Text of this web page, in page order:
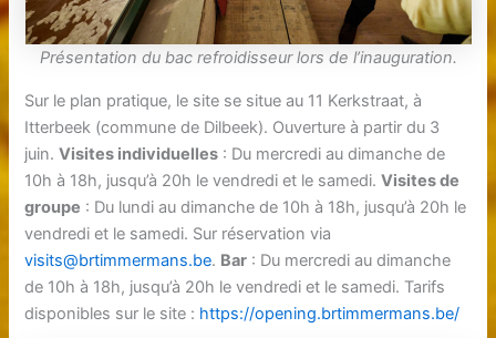
Présentation du bac refroidisseur lors de l’inauguration.
Sur le plan pratique, le site se situe au 11 Kerkstraat, à
Itterbeek (commune de Dilbeek). Ouverture à partir du 3
juin.Visites individuelles : Du mercredi au dimanche de
10h à 18h, jusqu’à 20h le vendredi et le samedi.Visites de
groupe : Du lundi au dimanche de 10h à 18h, jusqu’à 20h le
vendredi et le samedi. Sur réservation via
visits@brtimmermans.be. Bar : Du mercredi au dimanche
de 10h à 18h, jusqu’à 20h le vendredi et le samedi. Tarifs
disponibles sur le site : https://opening.brtimmermans.be/